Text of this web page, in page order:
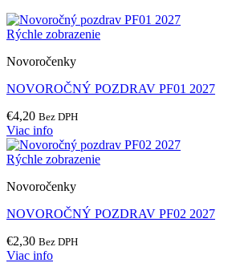
Rýchle zobrazenie
Novoročenky
NOVOROČNÝ POZDRAV PF01 2027
€4,20 Bez DPH
Viac info
Rýchle zobrazenie
Novoročenky
NOVOROČNÝ POZDRAV PF02 2027
€2,30 Bez DPH
Viac info